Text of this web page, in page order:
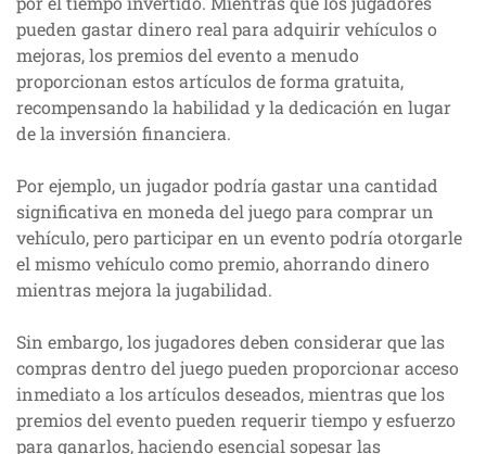
pueden gastar dinero real para adquirir vehículos o
mejoras, los premios del evento a menudo
proporcionan estos artículos de forma gratuita,
recompensando la habilidad y la dedicación en lugar
de la inversión financiera.
Por ejemplo, un jugador podría gastar una cantidad
significativa en moneda del juego para comprar un
vehículo, pero participar en un evento podría otorgarle
el mismo vehículo como premio, ahorrando dinero
mientras mejora la jugabilidad.
Sin embargo, los jugadores deben considerar que las
compras dentro del juego pueden proporcionar acceso
inmediato a los artículos deseados, mientras que los
premios del evento pueden requerir tiempo y esfuerzo
para ganarlos, haciendo esencial sopesar las